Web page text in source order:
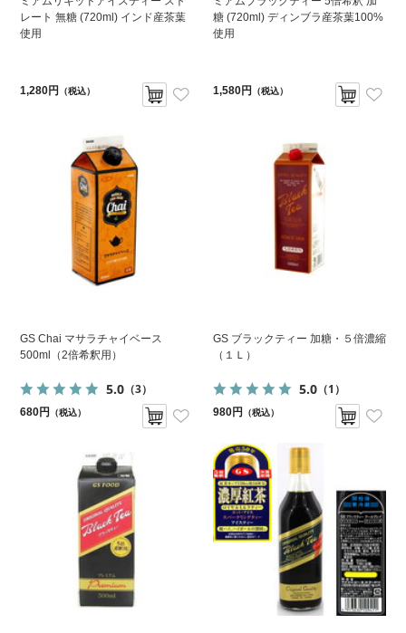
レート 無糖 (720ml) インド産茶葉
使用
1,280円 （税込）
糖 (720ml) ディンブラ産茶葉100%
使用
1,580円 （税込）
GS Chai マサラチャイベース
500ml（2倍希釈用）
5.0（3）
680円 （税込）
GS ブラックティー 加糖・５倍濃縮
（１Ｌ）
5.0（1）
980円 （税込）